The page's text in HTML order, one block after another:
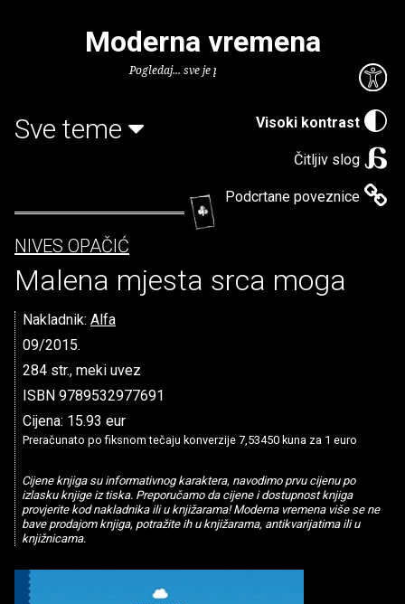
Visoki kontrast
Čitljiv slog
Podcrtane poveznice
Moderna vremena
Pogledaj... sve je puno knjiga.
Sve teme
NIVES OPAČIĆ
Malena mjesta srca moga
Nakladnik: Alfa
09/2015.
284 str., meki uvez
ISBN 9789532977691
Cijena: 15.93 eur
Preračunato po fiksnom tečaju konverzije 7,53450 kuna za 1 euro
Cijene knjiga su informativnog karaktera, navodimo prvu cijenu po
izlasku knjige iz tiska. Preporučamo da cijene i dostupnost knjiga
provjerite kod nakladnika ili u knjižarama! Moderna vremena više se ne
bave prodajom knjiga, potražite ih u knjižarama, antikvarijatima ili u
knjižnicama.